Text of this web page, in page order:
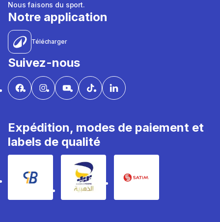
Nous faisons du sport.
Notre application
Télécharger
Suivez-nous
Expédition, modes de paiement et
labels de qualité